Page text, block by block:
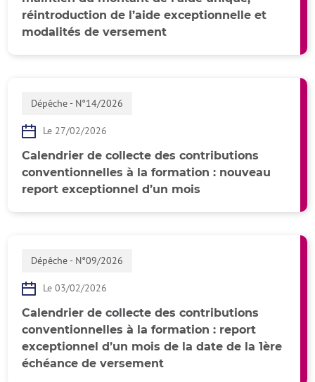
réintroduction de l’aide exceptionnelle et
modalités de versement
Dépêche - N°14/2026
Le 27/02/2026
Calendrier de collecte des contributions
conventionnelles à la formation : nouveau
report exceptionnel d’un mois
Dépêche - N°09/2026
Le 03/02/2026
Calendrier de collecte des contributions
conventionnelles à la formation : report
exceptionnel d’un mois de la date de la 1ère
échéance de versement